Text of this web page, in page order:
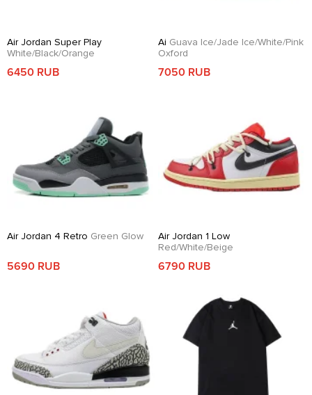
Air Jordan Super Play
White/Black/Orange
6450 RUB
Ai Guava Ice/Jade Ice/White/Pink
Oxford
7050 RUB
Air Jordan 4 Retro Green Glow
5690 RUB
Air Jordan 1 Low
Red/White/Beige
6790 RUB